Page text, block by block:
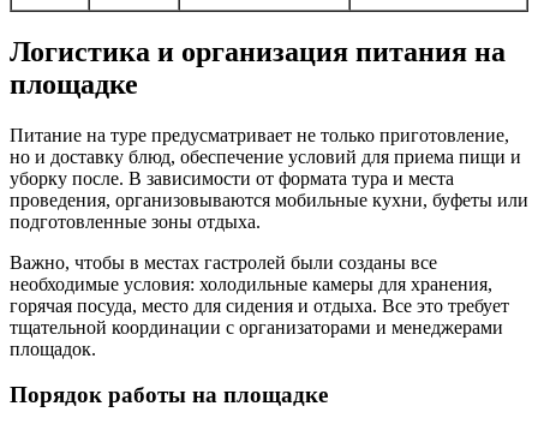
Логистика и организация питания на
площадке
Питание на туре предусматривает не только приготовление,
но и доставку блюд, обеспечение условий для приема пищи и
уборку после. В зависимости от формата тура и места
проведения, организовываются мобильные кухни, буфеты или
подготовленные зоны отдыха.
Важно, чтобы в местах гастролей были созданы все
необходимые условия: холодильные камеры для хранения,
горячая посуда, место для сидения и отдыха. Все это требует
тщательной координации с организаторами и менеджерами
площадок.
Порядок работы на площадке